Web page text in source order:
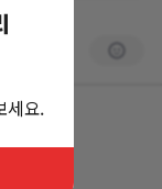
세요.